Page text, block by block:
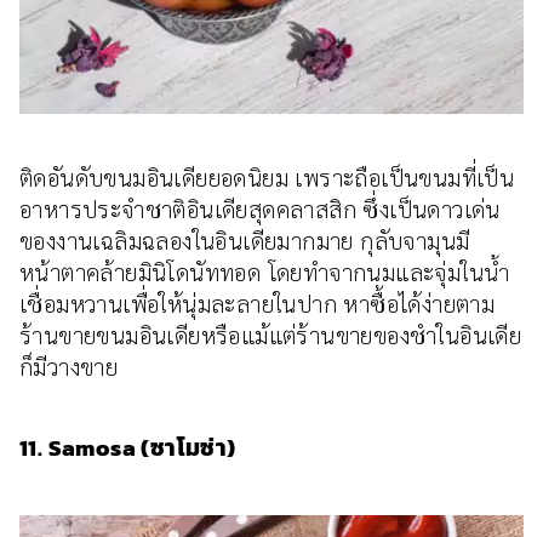
ติดอันดับขนมอินเดียยอดนิยม เพราะถือเป็นขนมที่เป็น
อาหารประจำชาติอินเดียสุดคลาสสิก ซึ่งเป็นดาวเด่น
ของงานเฉลิมฉลองในอินเดียมากมาย กุลับจามุนมี
หน้าตาคล้ายมินิโดนัททอด โดยทำจากนมและจุ่มในน้ำ
เชื่อมหวานเพื่อให้นุ่มละลายในปาก หาซื้อได้ง่ายตาม
ร้านขายขนมอินเดียหรือแม้แต่ร้านขายของชำในอินเดีย
ก็มีวางขาย
11. Samosa (ซาโมซ่า)